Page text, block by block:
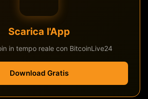
Scarica l'App
in tempo reale con BitcoinLive24
Download Gratis